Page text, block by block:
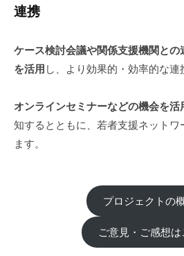
連携
ケース検討会議や関係支援機関と
を活用 し、より効果的・効率的な連
オンラインセミナーなどの機会を活
知するとともに、若者支援ネットワ
ます。
プロジェクトの
ご意見・ご感想は